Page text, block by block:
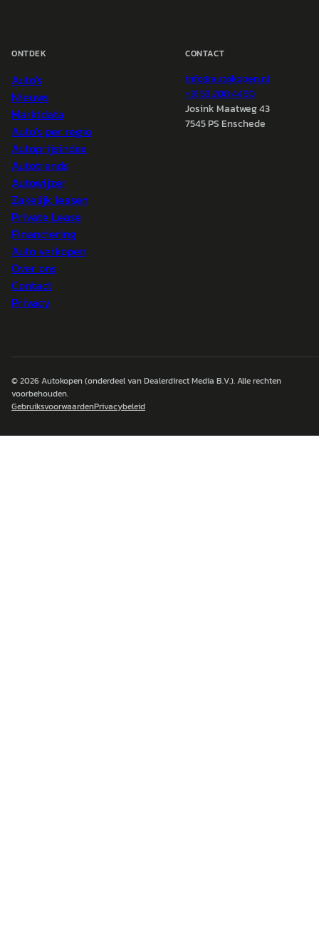
ONTDEK
Auto's
Nieuws
Marktdata
Auto's per regio
Autoprijsindex
Autotrends
Autowijzer
Zakelijk leasen
Private Lease
Financiering
Auto verkopen
Over ons
Contact
Privacy
CONTACT
info@autokopen.nl
+31 53 208 4490
Josink Maatweg 43
7545 PS Enschede
© 2026Autokopen(onderdeel van Dealerdirect Media B.V.). Alle rechten
voorbehouden.
GebruiksvoorwaardenPrivacybeleid